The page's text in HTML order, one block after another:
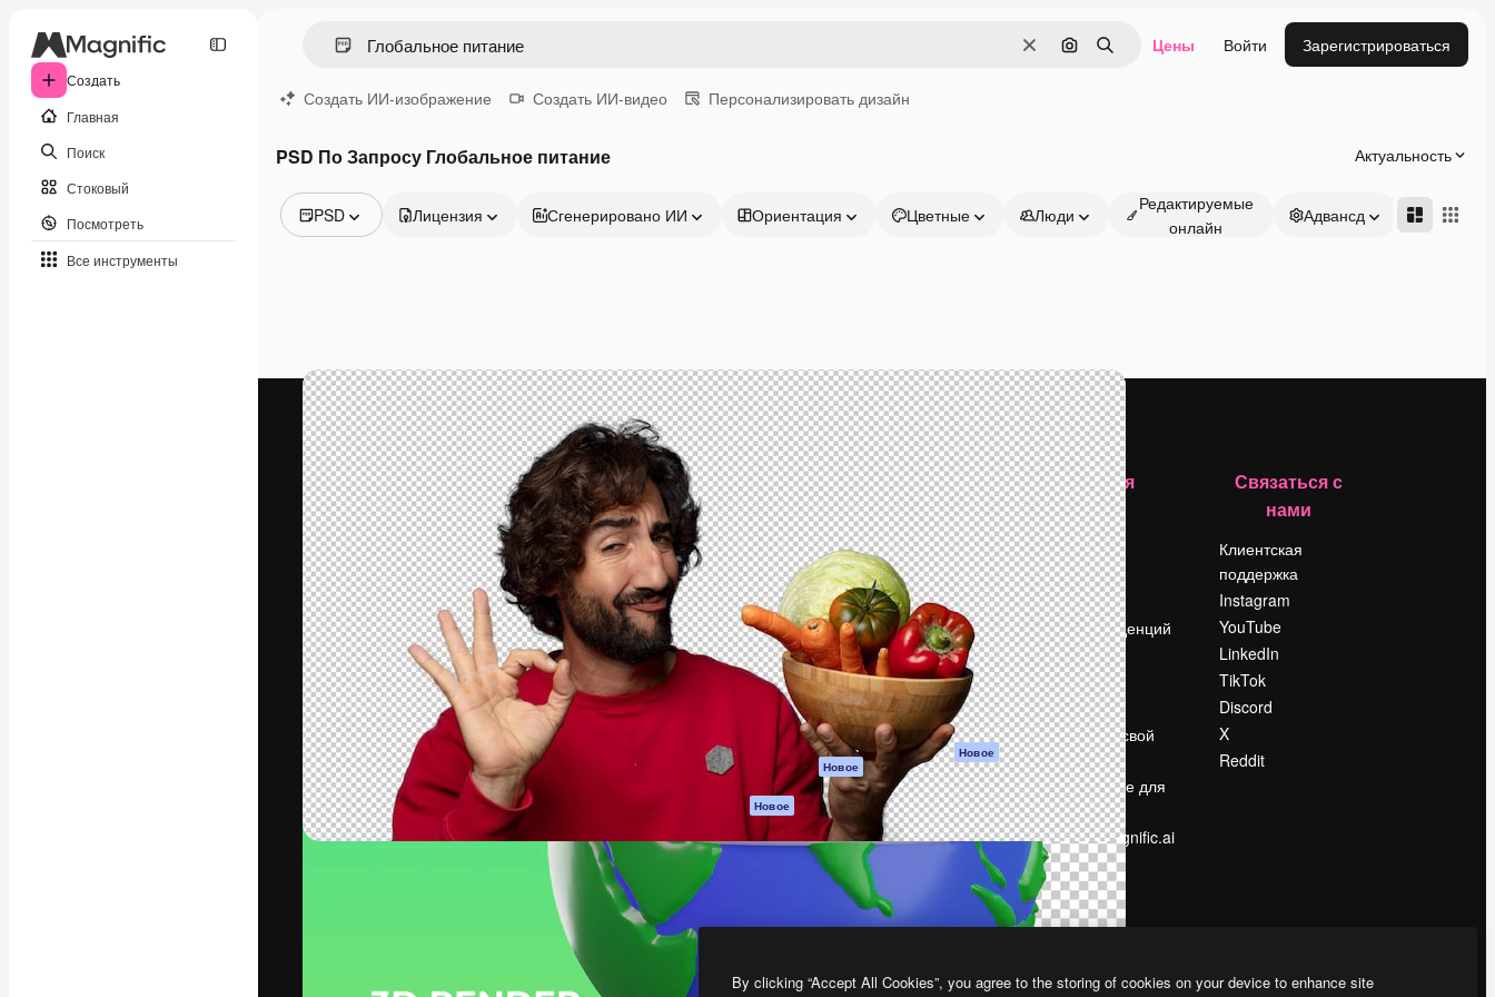
Создать
Главная
Поиск
Стоковый
Посмотреть
Все инструменты
ОчиститьПоиск по изображению
Поиск Цены Войти Зарегистрироваться
Создать ИИ-изображение Создать ИИ-видео Персонализировать дизайн
PSD По Запросу Глобальное питание Актуальность
PSD
Видео
Видеоролик
Моушн-дизайн
Видеошаблоны
Иконки
3D-модели
Шрифты
Лицензия Сгенерировано ИИ Ориентация Цветные Люди
Редактируемые
онлайн
Адвансд
Креативная платформа для создания
ваших лучших работ. Более 1 миллиона
подписчиков среди креаторов,
предприятий, агентств и студий.
Pусский
Продукция
Spaces
ИИ-помощник
Генератор
изображений ИИ
Генератор видео
ИИ
Генератор голоса
на основе ИИ
Стоковый контент
MCP для
Claude/ChatGPT
Новое
Агенты Новое
Мобильное
приложение
Magnific
Начать
Academy
Документация по
Пакету ИИ
Служба
поддержки
Условия и
положения
Политика
конфиденциальности
Оригиналы Новое
Политика файлов
cookie
Центр доверия
Партнеры
Предприятие
Компания
Цены
О нас
Reviews
Вакансии
Поиск тенденций
Блог
События
Slidesgo
Продайте свой
контент
Помещение для
прессы
Ищете magnific.ai
Связаться с
нами
Клиентская
поддержка
Instagram
YouTube
LinkedIn
TikTok
Discord
X
Reddit
By clicking “Accept All Cookies”, you agree to the storing of cookies on your device to enhance site